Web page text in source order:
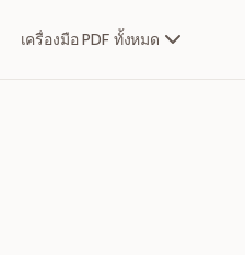
เครื่องมือ PDF ทั้งหมด